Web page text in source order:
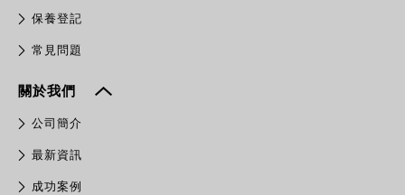
保養登記
常見問題
關於我們
公司簡介
最新資訊
成功案例